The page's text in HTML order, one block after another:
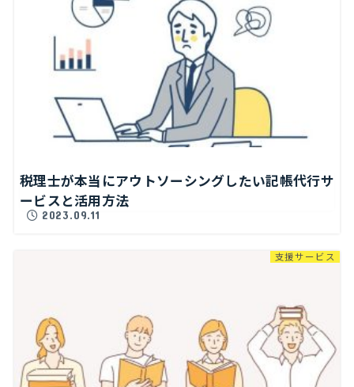
税理士が本当にアウトソーシングしたい記帳代行サ
ービスと活用方法
2023.09.11
支援サービス